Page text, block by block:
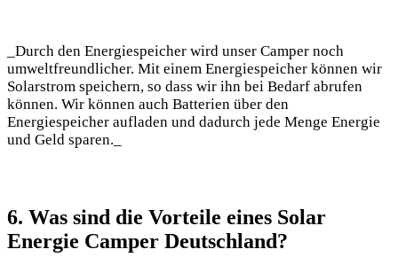
_Durch den Energiespeicher wird unser Camper noch​
umweltfreundlicher. Mit einem Energiespeicher können‍ wir
Solarstrom‍ speichern, so dass wir ihn bei Bedarf abrufen
können. Wir können auch Batterien über den⁣
Energiespeicher aufladen und dadurch‌ jede Menge​ Energie
und Geld sparen._
6. Was​ sind‌ die Vorteile eines Solar
Energie ⁤Camper Deutschland?